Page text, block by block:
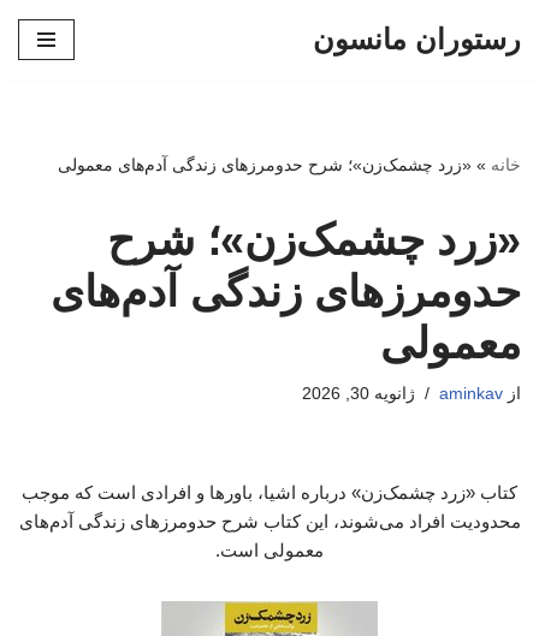
رستوران مانسون
خانه » «زرد چشمک‌زن»؛ شرح حدومرزهای زندگی آدم‌های معمولی
«زرد چشمک‌زن»؛ شرح
حدومرزهای زندگی آدم‌های
معمولی
از aminkav ژانویه 30, 2026
کتاب «زرد چشمک‌زن» درباره اشیا، باورها و افرادی است که موجب
محدودیت افراد می‌شوند، این کتاب شرح حدومرزهای زندگی آدم‌های
معمولی است.